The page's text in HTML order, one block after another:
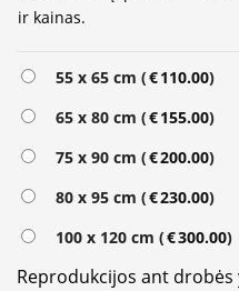
ir kainas.
55 x 65 cm (€110.00)
65 x 80 cm (€155.00)
75 x 90 cm (€200.00)
80 x 95 cm (€230.00)
100 x 120 cm (€300.00)
Reprodukcijos ant
Alternative: